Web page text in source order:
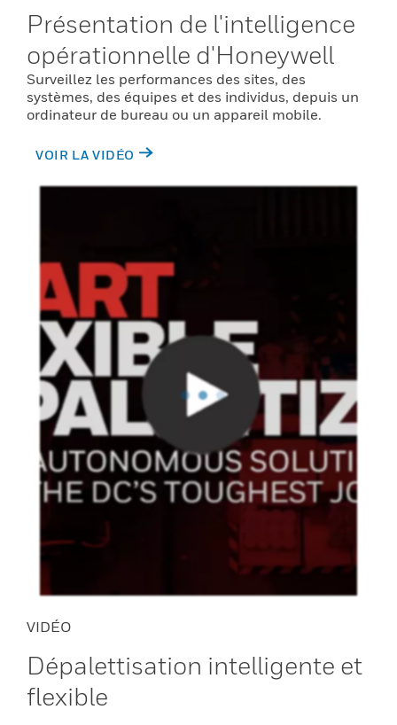
Présentation de l'intelligence
opérationnelle d'Honeywell
Surveillez les performances des sites, des
systèmes, des équipes et des individus, depuis un
ordinateur de bureau ou un appareil mobile.
VOIR LA VIDÉO
VIDÉO
Dépalettisation intelligente et
flexible